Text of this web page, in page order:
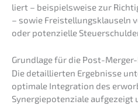
liert – beispiels­wei­se zur
– sowie Freistel­lungs­klau­seln
oder poten­zi­el­le
Grund­la­ge für die Post-
Die detail­lier­ten Ergeb­nis­se
op­ti­ma­le Integra­ti­on des
Syner­gie­po­ten­zia­le